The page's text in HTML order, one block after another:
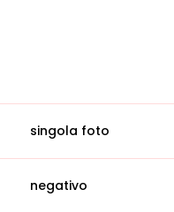
singola foto
negativo